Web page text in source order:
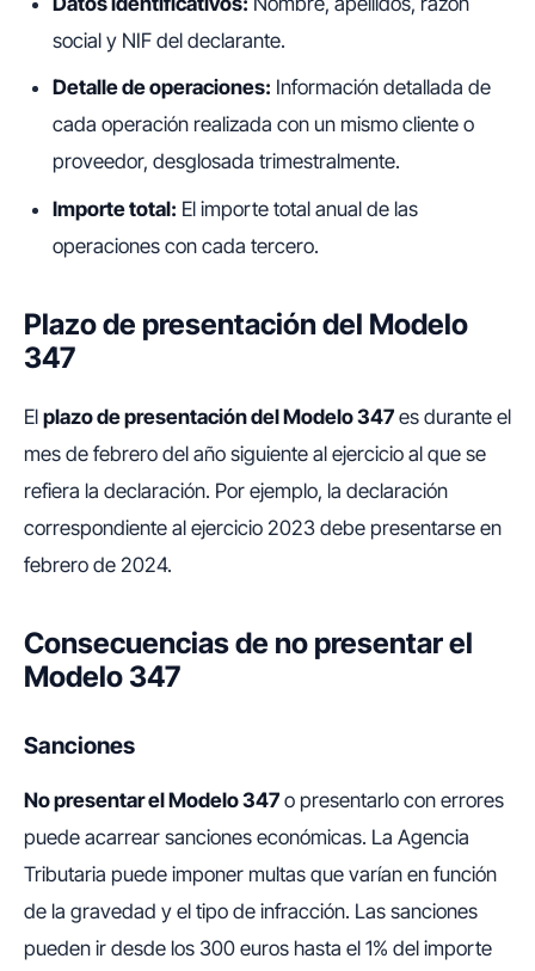
social y NIF del declarante.
Detalle de operaciones: Información detallada de
cada operación realizada con un mismo cliente o
proveedor, desglosada trimestralmente.
Importe total: El importe total anual de las
operaciones con cada tercero.
Plazo de presentación del Modelo
347
El plazo de presentación del Modelo 347 es durante el
mes de febrero del año siguiente al ejercicio al que se
refiera la declaración. Por ejemplo, la declaración
correspondiente al ejercicio 2023 debe presentarse en
febrero de 2024.
Consecuencias de no presentar el
Modelo 347
Sanciones
No presentar el Modelo 347 o presentarlo con errores
puede acarrear sanciones económicas. La Agencia
Tributaria puede imponer multas que varían en función
de la gravedad y el tipo de infracción. Las sanciones
pueden ir desde los 300 euros hasta el 1% del importe